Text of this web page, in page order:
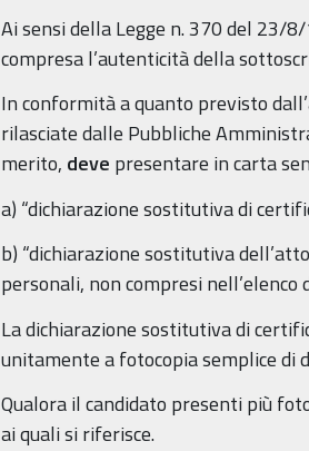
Ai sensi della Legge n. 370 del 23/
compresa l’autenticità della
In conformità a quanto previsto
rilasciate dalle Pubbliche
merito, deve presentare in carta
a) “dichiarazione sostitutiva di
b) “dichiarazione sostitutiva
personali, non compresi nell’elenco
La dichiarazione sostitutiva di
unitamente a fotocopia semplice
Qualora il candidato presenti più
ai quali si riferisce.